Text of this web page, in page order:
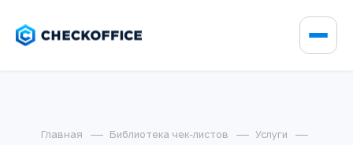
Главная Библиотека чек-листов Услуги